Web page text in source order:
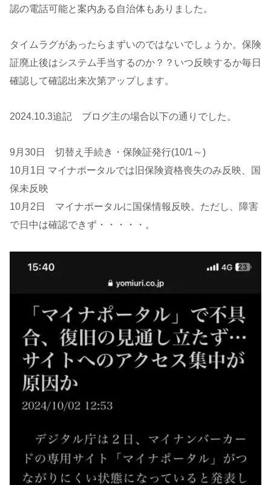
認の電話可能と案内ある自治体もありました。
タイムラグがあったらまずいのではないでしょうか。保険
証廃止後はシステム手当するのか？？いつ反映するか毎日
確認して確認出来次第アップします。
2024.10.3追記 ブログ主の場合以下の通りでした。
9月30日 切替え手続き・保険証発行(10/1～)
10月1日 マイナポータルでは旧保険資格喪失のみ反映、国
保未反映
10月2日 マイナポータルに国保情報反映。ただし、障害
で日中は確認できず・・・・・。